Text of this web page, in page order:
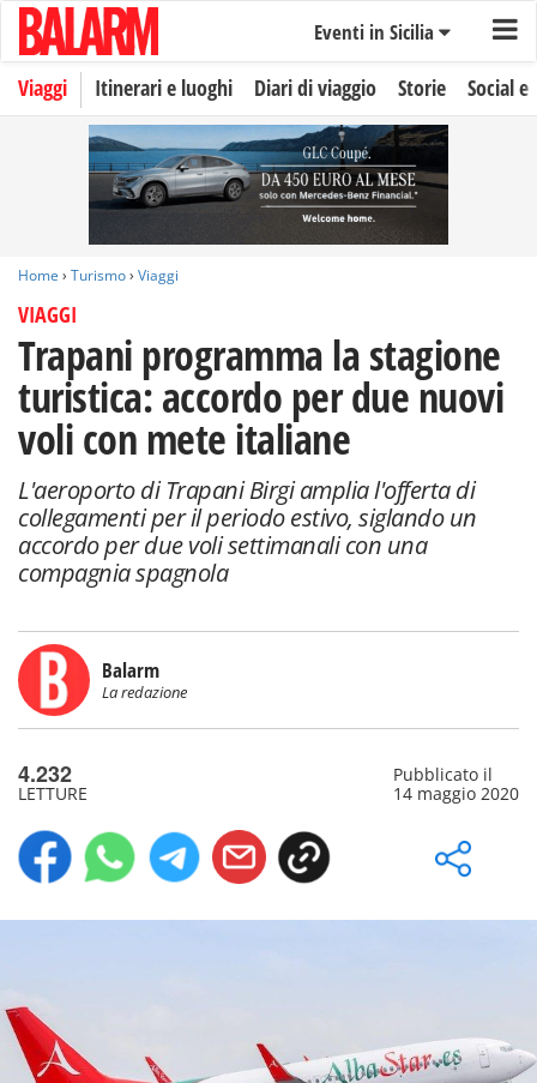
Eventi in Sicilia
Viaggi Itinerari e luoghi Diari di viaggio Storie Social
Home › Turismo› Viaggi
VIAGGI
Trapani programma la stagione
turistica: accordo per due nuovi
voli con mete italiane
L'aeroporto di Trapani Birgi amplia l'offerta di
collegamenti per il periodo estivo, siglando un
accordo per due voli settimanali con una
compagnia spagnola
Balarm
La redazione
4.232
LETTURE
Pubblicato il
14 maggio 2020